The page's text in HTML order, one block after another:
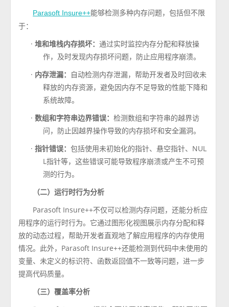
Parasoft Insure++能够检测多种内存问题，包括但不限
于：
·堆和堆栈内存损坏：通过实时监控内存分配和释放操
作，及时发现内存损坏问题，防止应用程序崩溃。
· 内存泄漏： 自动检测内存泄漏，帮助开发者及时回收未
释放的内存资源，避免因内存不足导致的性能下降和
系统故障。
·数组和字符串边界错误：检测数组和字符串的越界访
问，防止因越界操作导致的内存损坏和安全漏洞。
·指针错误：包括使用未初始化的指针、悬空指针、NUL
L指针等，这些错误可能导致程序崩溃或产生不可预
测的行为。
（二）运行时行为分析
Parasoft Insure++不仅可以检测内存问题，还能分析应
用程序的运行时行为。它通过图形化视图展示内存分配和释
放的动态过程，帮助开发者直观地了解应用程序的内存使用
情况。此外，Parasoft Insure++还能检测到代码中未使用的
变量、未定义的标识符、函数返回值不一致等问题，进一步
提高代码质量。
（三）覆盖率分析